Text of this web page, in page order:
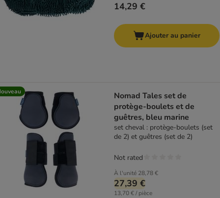
14,29 €
Ajouter au panier
Nomad Tales set de
protège-boulets et de
guêtres, bleu marine
set cheval : protège-boulets (set
de 2) et guêtres (set de 2)
À l'unité 28,78 €
27,39 €
13,70 € / pièce
Not rated